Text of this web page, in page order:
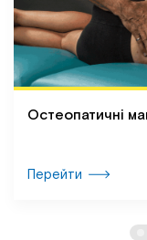
Остеопатичні
Перейти